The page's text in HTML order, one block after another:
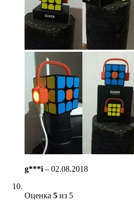
g***i – 02.08.2018
Оценка 5 из 5